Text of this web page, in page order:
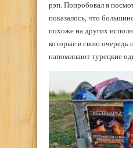
рэп. Попробовал я
показалось, что
похоже на других
которые в свою очередь
напоминают турецкие